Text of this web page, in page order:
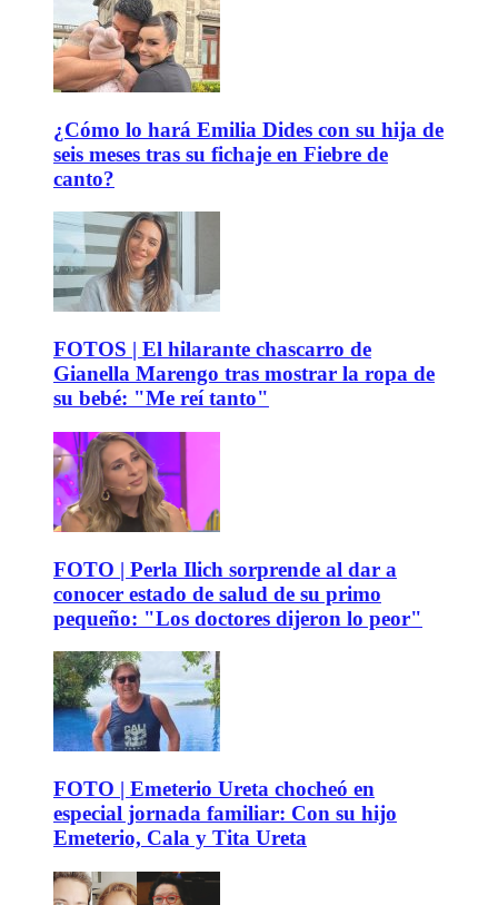
¿Cómo lo hará Emilia Dides con su hija de
seis meses tras su fichaje en Fiebre de
canto?
FOTOS | El hilarante chascarro de
Gianella Marengo tras mostrar la ropa de
su bebé: "Me reí tanto"
FOTO | Perla Ilich sorprende al dar a
conocer estado de salud de su primo
pequeño: "Los doctores dijeron lo peor"
FOTO | Emeterio Ureta chocheó en
especial jornada familiar: Con su hijo
Emeterio, Cala y Tita Ureta